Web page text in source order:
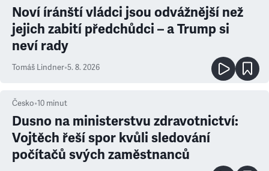
Noví íránští vládci jsou odvážnější než
jejich zabití předchůdci – a Trump si
neví rady
Tomáš Lindner•5. 8. 2026
Česko•10 minut
Dusno na ministerstvu zdravotnictví:
Vojtěch řeší spor kvůli sledování
počítačů svých zaměstnanců